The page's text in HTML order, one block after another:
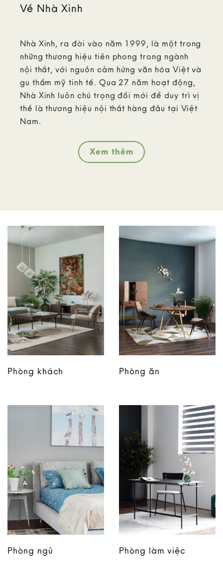
Về Nhà Xinh
Nhà Xinh, ra đời vào năm 1999, là một trong
những thương hiệu tiên phong trong ngành
nội thất, với nguồn cảm hứng văn hóa Việt và
gu thẩm mỹ tinh tế. Qua 27 năm hoạt động,
Nhà Xinh luôn chú trọng đổi mới để duy trì vị
thế là thương hiệu nội thất hàng đầu tại Việt
Nam.
Xem thêm
Phòng khách Phòng ăn
Phòng ngủ Phòng làm việc